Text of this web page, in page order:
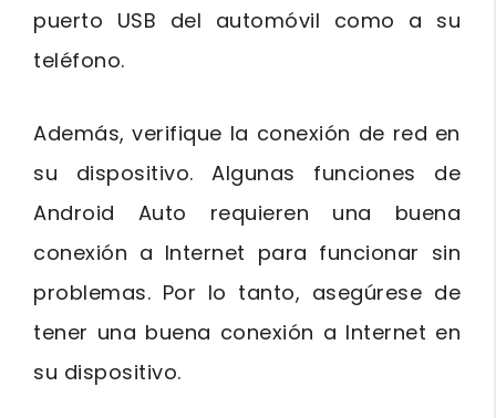
puerto USB del automóvil como a su
teléfono.
Además, verifique la conexión de red en
su dispositivo. Algunas funciones de
Android Auto requieren una buena
conexión a Internet para funcionar sin
problemas. Por lo tanto, asegúrese de
tener una buena conexión a Internet en
su dispositivo.